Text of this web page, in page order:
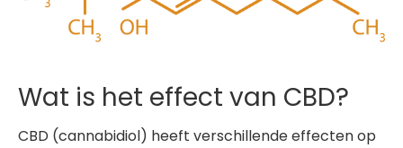
Wat is het effect van CBD?
CBD (cannabidiol) heeft verschillende effecten op